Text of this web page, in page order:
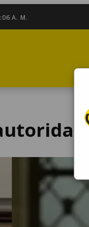
A. M.